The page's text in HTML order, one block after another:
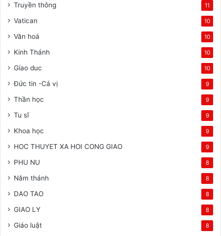
Truyền thông 11
Vatican 10
Văn hoá 10
Kinh Thánh 10
Gíao duc 10
Đức tin -Cá vị 9
Thần học 9
Tu sĩ 9
Khoa học 9
HOC THUYET XA HOI CONG GIAO 9
PHU NU 8
Năm thánh 8
DAO TAO 8
GIAO LY 8
Giáo luật 8